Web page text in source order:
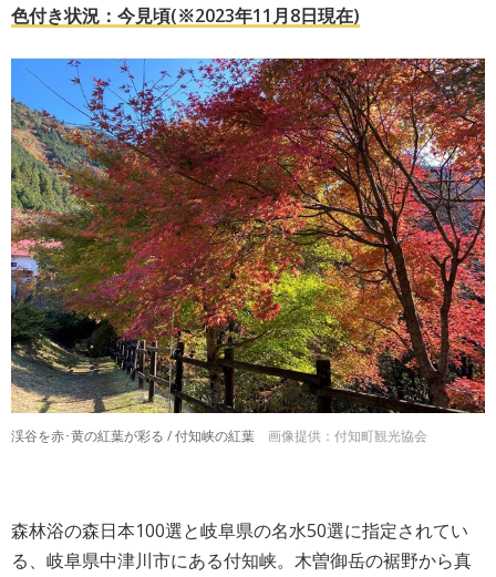
色付き状況：今見頃(※2023年11月8日現在)
渓谷を赤･黄の紅葉が彩る / 付知峡の紅葉 画像提供：付知町観光協会
森林浴の森日本100選と岐阜県の名水50選に指定されてい
る、岐阜県中津川市にある付知峡。木曽御岳の裾野から真